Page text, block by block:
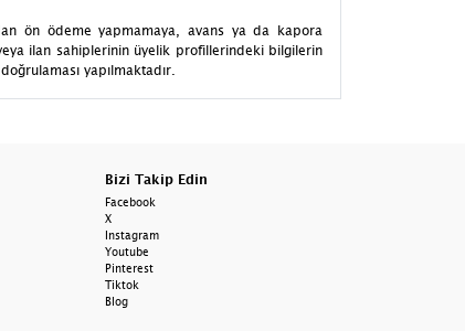
ön ödeme yapmamaya, avans ya da kapora
ilan sahiplerinin üyelik profillerindeki bilgilerin
yapılmaktadır.
Bizi Takip Edin
Facebook
X
Instagram
Youtube
Pinterest
Tiktok
Blog